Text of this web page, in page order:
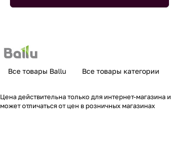
Все товары Ballu Все товары категории
Цена действительна только для интернет-магазина и
может отличаться от цен в розничных магазинах